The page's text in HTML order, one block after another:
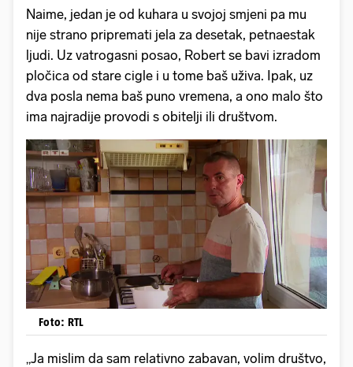
Naime, jedan je od kuhara u svojoj smjeni pa mu
nije strano pripremati jela za desetak, petnaestak
ljudi. Uz vatrogasni posao, Robert se bavi izradom
pločica od stare cigle i u tome baš uživa. Ipak, uz
dva posla nema baš puno vremena, a ono malo što
ima najradije provodi s obitelji ili društvom.
Foto: RTL
„Ja mislim da sam relativno zabavan, volim društvo,